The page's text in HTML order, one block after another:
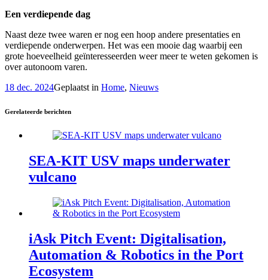
Een verdiepende dag
Naast deze twee waren er nog een hoop andere presentaties en
verdiepende onderwerpen. Het was een mooie dag waarbij een
grote hoeveelheid geïnteresseerden weer meer te weten gekomen is
over autonoom varen.
18 dec. 2024Geplaatst in Home, Nieuws
Gerelateerde berichten
SEA-KIT USV maps underwater
vulcano
iAsk Pitch Event: Digitalisation,
Automation & Robotics in the Port
Ecosystem